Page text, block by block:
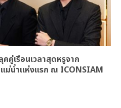
คู่เรือนเวลาสุดหรูจาก
ม่น้ำแห่งแรก ณ ICONSIAM